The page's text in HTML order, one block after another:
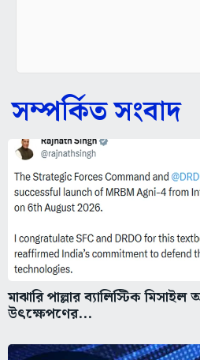
সম্পর্কিত সংবাদ
মাঝারি পাল্লার ব্যালিস্টিক
উৎক্ষেপণের...